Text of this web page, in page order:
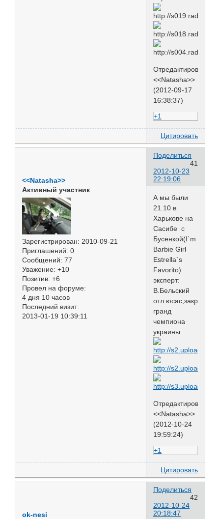
Отредактировано
<<Natasha>>
(2012-09-17
16:38:37)
+1
Цитировать
Поделиться
41
2012-10-23
22:19:06
<<Natasha>>
Активный участник
Зарегистрирован: 2010-09-21
Приглашений: 0
Сообщений: 77
Уважение: +10
Позитив: +6
Провел на форуме:
4 дня 10 часов
Последний визит:
2013-01-19 10:39:11
А мы были
21.10 в
Харькове на
Сасибе с
Бусенкой(I`m
Barbie Girl
Estrella`s
Favorito)
эксперт:
В.Бельский
отл.юсас,закрыла
гранд
чемпиона
украины
Отредактировано
<<Natasha>>
(2012-10-24
19:59:24)
+1
Цитировать
Поделиться
42
2012-10-24
20:18:47
ok-nesi